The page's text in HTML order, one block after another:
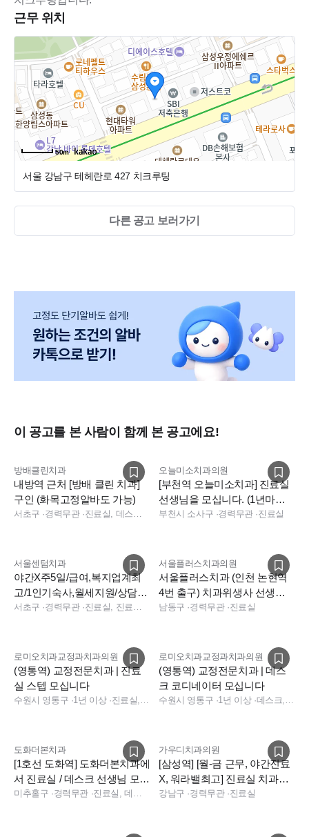
이에요
어려운 상담 건은 드물고, 있다 하더라도 팀원들이 함께 해
서비스를 이해하고 기본적인 도구 사용법만 익히시면 돼요
근무조건
근무 시간: 오전 10시 - 오후 7시
고용 형태: 계약직
- 4대보험, 연차 제공
회사소개
치과의료 시장의 혁신과
성장을 위해 개척하는 선구자 '데니어'
치과의사, 치과위생사, 치과기공사가
근무 위치
50m
서울 강남구 테헤란로 427 치크루팅
다른 공고 보러가기
이 공고를 본 사람이 함께 본 공고에요!
방배클린치과
내방역 근처 [방배 클린 치과]
구인 (화목고정알바도 가능)
서초구 ·경력무관· 진료실, 데스크, 보험청구, 상담, 진료실
오늘미소치과의원
[부천역 오늘미소치과] 진료실
선생님을 모십니다. (1년마다
인센티브 100만원)
부천시 소사구 ·경력무관·진료실
서울센텀치과
야간X주5일/급여,복지업계최
고/1인기숙사,월세지원/상담실
장님,데스크,진료실 모십니다
서초구 ·경력무관· 진료실, 진료팀장, 상담, 데스크, 상담, 데스크
서울플러스치과의원
서울플러스치과 (인천 논현역
4번 출구) 치과위생사 선생님
모십니다.
남동구 ·경력무관·진료실
로미오치과교정과치과의원
(영통역) 교정전문치과 | 진료
실 스텝 모십니다
수원시 영통구 ·1년 이상· 진료실, 진료실, 데스크
로미오치과교정과치과의원
(영통역) 교정전문치과 | 데스
크 코디네이터 모십니다
수원시 영통구 ·1년 이상· 데스크, 데스크, 데스크
도화더본치과
[1호선 도화역] 도화더본치과에
서 진료실 / 데스크 선생님 모집
합니다!
미추홀구 ·경력무관 · 진료실, 데스크
가우디치과의원
[삼성역] [월-금 근무, 야간진료
X, 워라밸최고] 진료실 치과위
생사 선생님 구인합니다.
강남구 ·경력무관·진료실